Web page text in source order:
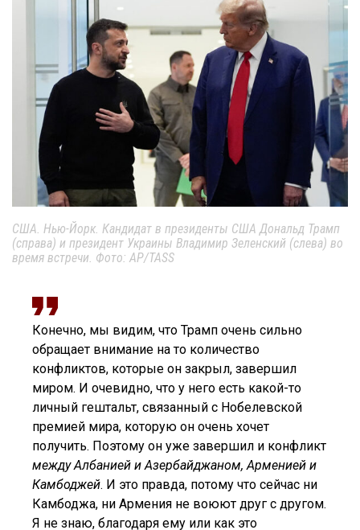
США. Нью-Йорк. Кандидат в президенты США Дональд Трамп
(справа) и президент Украины Владимир Зеленский (слева) во
время встречи. Фото: AP/TASS
Конечно, мы видим, что Трамп очень сильно
обращает внимание на то количество
конфликтов, которые он закрыл, завершил
миром. И очевидно, что у него есть какой-то
личный гештальт, связанный с Нобелевской
премией мира, которую он очень хочет
получить. Поэтому он уже завершил и конфликт
между Албанией и Азербайджаном, Арменией и
Камбоджей. И это правда, потому что сейчас ни
Камбоджа, ни Армения не воюют друг с другом.
Я не знаю, благодаря ему или как это